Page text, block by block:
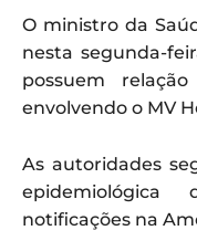
O ministro da
nesta segunda-
possuem
envolvendo o MV
As autoridades
notificações na